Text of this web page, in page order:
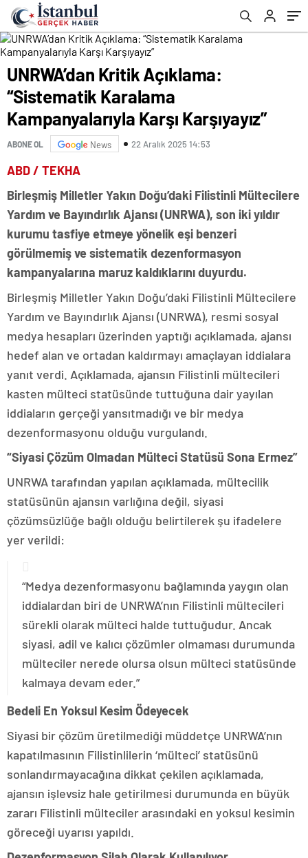
UNRWA’dan Kritik Açıklama:
“Sistematik Karalama
Kampanyalarıyla Karşı Karşıyayız”
ABONE OL News 22 Aralık 2025 14:53
ABD / TEKHA
Birleşmiş Milletler Yakın Doğu’daki Filistinli Mültecilere
Yardım ve Bayındırlık Ajansı (UNRWA), son iki yıldır
kurumu tasfiye etmeye yönelik eşi benzeri
görülmemiş ve sistematik dezenformasyon
kampanyalarına maruz kaldıklarını duyurdu.
Birleşmiş Milletler Yakın Doğu’daki Filistinli Mültecilere
Yardım ve Bayındırlık Ajansı (UNRWA), resmi sosyal
medya hesapları üzerinden yaptığı açıklamada, ajansı
hedef alan ve ortadan kaldırmayı amaçlayan iddialara
yanıt verdi. Açıklamada, ajansın Filistinli mültecileri
kasten mülteci statüsünde tuttuğuna dair yayılan
iddiaların gerçeği yansıtmadığı ve bir medya
dezenformasyonu olduğu vurgulandı.
“Siyasi Çözüm Olmadan Mülteci Statüsü Sona Ermez”
UNRWA tarafından yapılan açıklamada, mültecilik
statüsünün ajansın varlığına değil, siyasi
çözümsüzlüğe bağlı olduğu belirtilerek şu ifadelere
yer verildi:
“Medya dezenformasyonu bağlamında yaygın olan
iddialardan biri de UNRWA’nın Filistinli mültecileri
sürekli olarak mülteci halde tuttuğudur. Ancak
siyasi, adil ve kalıcı çözümler olmaması durumunda
mülteciler nerede olursa olsun mülteci statüsünde
kalmaya devam eder.”
Bedeli En Yoksul Kesim Ödeyecek
Siyasi bir çözüm üretilmediği müddetçe UNRWA’nın
kapatılmasının Filistinlilerin ‘mülteci’ statüsünü
sonlandırmayacağına dikkat çekilen açıklamada,
ajansın işlevsiz hale getirilmesi durumunda en büyük
zararı Filistinli mülteciler arasındaki en yoksul kesimin
göreceği uyarısı yapıldı.